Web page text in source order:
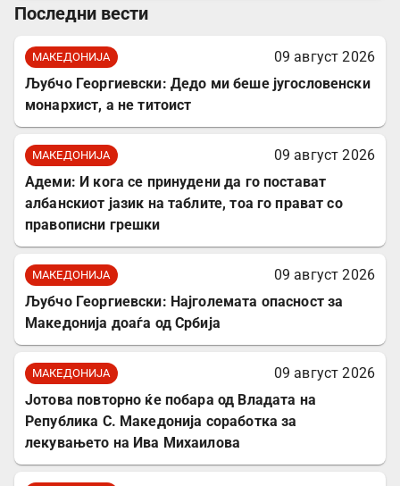
Последни вести
МАКЕДОНИЈА
09 август 2026
Љубчо Георгиевски: Дедо ми беше југословенски
монархист, а не титоист
МАКЕДОНИЈА
09 август 2026
Адеми: И кога се принудени да го постават
албанскиот јазик на таблите, тоа го прават со
правописни грешки
МАКЕДОНИЈА
09 август 2026
Љубчо Георгиевски: Најголемата опасност за
Македонија доаѓа од Србија
МАКЕДОНИЈА
09 август 2026
Јотова повторно ќе побара од Владата на
Република С. Македонија соработка за
лекувањето на Ива Михаилова